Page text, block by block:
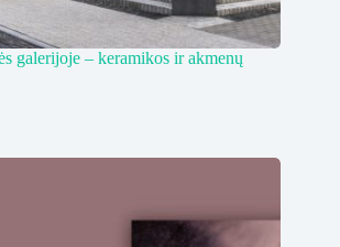
galerijoje – keramikos ir akmenų